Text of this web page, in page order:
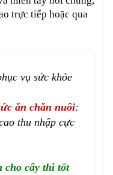
trực tiếp hoặc qua
vụ sức khỏe
ăn chăn nuôi:
thu nhập cực
cho cây thì tốt